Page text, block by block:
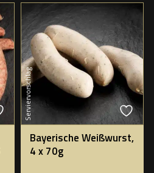
Serviervorschlag
Bayerische Weißwurst,
4 x 70g